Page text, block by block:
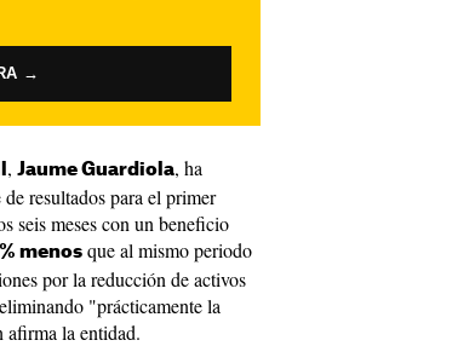
→
, Jaume Guardiola, ha
resultados para el primer
seis meses con un beneficio
menos que al mismo periodo
por la reducción de activos
"prácticamente la
la entidad.